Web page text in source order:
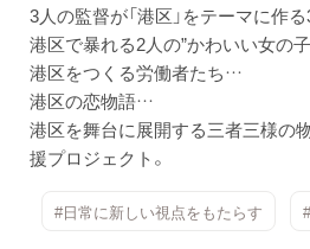
3人の監督が「港区」をテーマに作る
港区で暴れる2人の”かわいい女の
港区をつくる労働者たち…
港区の恋物語…
港区を舞台に展開する三者三様の物
援プロジェクト。
#日常に新しい視点をもたらす